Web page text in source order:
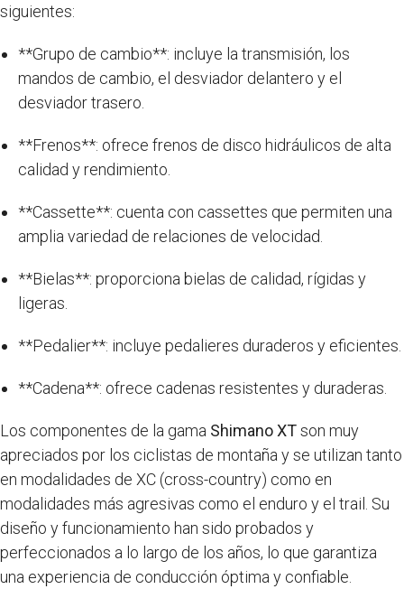
siguientes:
**Grupo de cambio**: incluye la transmisión, los
mandos de cambio, el desviador delantero y el
desviador trasero.
**Frenos**: ofrece frenos de disco hidráulicos de alta
calidad y rendimiento.
**Cassette**: cuenta con cassettes que permiten una
amplia variedad de relaciones de velocidad.
**Bielas**: proporciona bielas de calidad, rígidas y
ligeras.
**Pedalier**: incluye pedalieres duraderos y eficientes.
**Cadena**: ofrece cadenas resistentes y duraderas.
Los componentes de la gama Shimano XTson muy
apreciados por los ciclistas de montaña y se utilizan tanto
en modalidades de XC (cross-country) como en
modalidades más agresivas como el enduro y el trail. Su
diseño y funcionamiento han sido probados y
perfeccionados a lo largo de los años, lo que garantiza
una experiencia de conducción óptima y confiable.